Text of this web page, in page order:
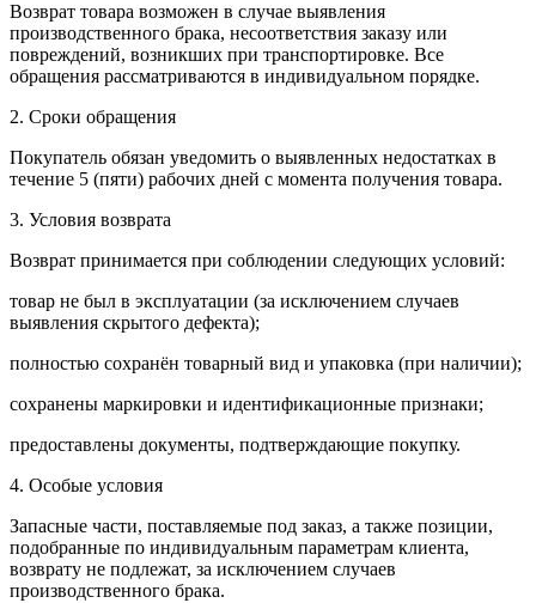
Возврат товара возможен в случае выявления
производственного брака, несоответствия заказу или
повреждений, возникших при транспортировке. Все
обращения рассматриваются в индивидуальном порядке.
2. Сроки обращения
Покупатель обязан уведомить о выявленных недостатках в
течение 5 (пяти) рабочих дней с момента получения товара.
3. Условия возврата
Возврат принимается при соблюдении следующих условий:
товар не был в эксплуатации (за исключением случаев
выявления скрытого дефекта);
полностью сохранён товарный вид и упаковка (при наличии);
сохранены маркировки и идентификационные признаки;
предоставлены документы, подтверждающие покупку.
4. Особые условия
Запасные части, поставляемые под заказ, а также позиции,
подобранные по индивидуальным параметрам клиента,
возврату не подлежат, за исключением случаев
производственного брака.